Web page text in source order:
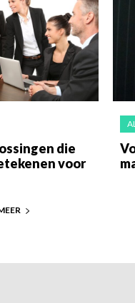
die
voor